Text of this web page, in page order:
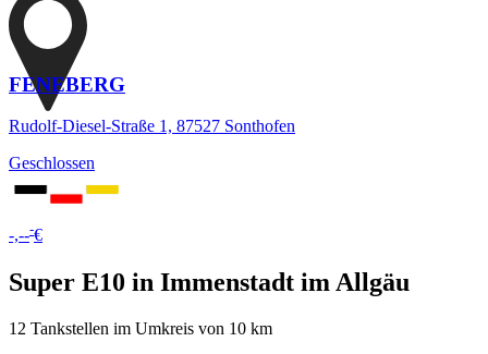
FENEBERG
Rudolf-Diesel-Straße 1, 87527 Sonthofen
Geschlossen
-,---€
Super E10 in Immenstadt im Allgäu
12 Tankstellen im Umkreis von 10 km